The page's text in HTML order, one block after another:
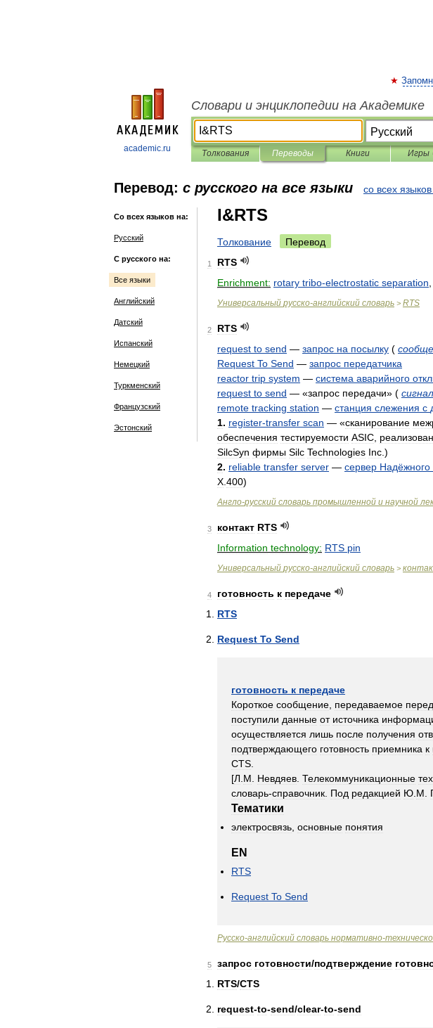
academic.ru
Словари и энциклопедии на Академике
Толкования Переводы Книги Игры
Перевод: с русского на все языки со всех
Со всех языков на:
Русский
С русского на:
Все языки
Английский
Датский
Испанский
Немецкий
Туркменский
Французский
Эстонский
I&RTS
Толкование Перевод
1
RTS
Enrichment: rotary tribo-electrostatic separation
Универсальный русско-английский словарь > RTS
2
RTS
request to send — запрос на посылку (
Request To Send — запрос передатчика
reactor trip system — система аварийного
request to send — «запрос передачи» ( сигнал
remote tracking station — станция слежения с
1. register-transfer scan — «сканирование
обеспечения тестируемости ASIC
SilcSyn фирмы Silc Technologies Inc .)
2. reliable transfer server — сервер Надёжного
X 400)
Англо-русский словарь промышленной и научной
3 контакт RTS
Information technology: RTS pin
Универсальный русско-английский словарь >
4 готовность к передаче
RTS
Request To Send
готовность к передаче
Короткое сообщение передаваемое
поступили данные от источника
осуществляется лишь после получения
подтверждающего готовность приемника к
CTS
[Л М Невдяев Телекоммуникационные
словарь-справочник Под редакцией Ю М
Тематики
электросвязь основные понятия
EN
RTS
Request To Send
Русско-английский словарь нормативно-
5 запрос готовности/подтверждение
RTS/CTS
request-to-send/clear-to-send